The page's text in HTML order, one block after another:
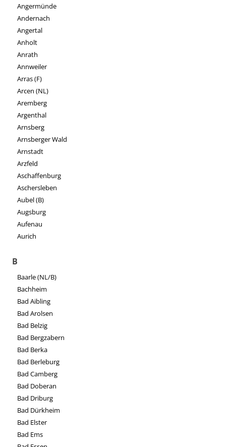
Angermünde
Andernach
Angertal
Anholt
Anrath
Annweiler
Arras (F)
Arcen (NL)
Aremberg
Argenthal
Arnsberg
Arnsberger Wald
Arnstadt
Arzfeld
Aschaffenburg
Aschersleben
Aubel (B)
Augsburg
Aufenau
Aurich
B
Baarle (NL/B)
Bachheim
Bad Aibling
Bad Arolsen
Bad Belzig
Bad Bergzabern
Bad Berka
Bad Berleburg
Bad Camberg
Bad Doberan
Bad Driburg
Bad Dürkheim
Bad Elster
Bad Ems